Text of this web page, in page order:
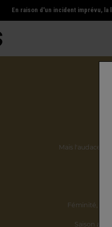
En raison d'un incident imprévu,
Mais l'audace, la
Féminité,
Saison